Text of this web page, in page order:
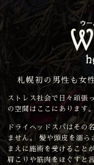
札幌初の男性も女
ストレス社会で日々頑張
の空間はここにあります
ドライヘッドスパはその
ません。 髪や頭皮を濡ら
まえに施術を受けること
肩こりや筋肉をほぐすと